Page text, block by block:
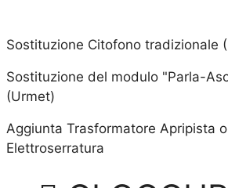
Sostituzione Citofono tradizionale
Sostituzione del modulo "Parla-
(Urmet)
Aggiunta Trasformatore Apripista o
Elettroserratura